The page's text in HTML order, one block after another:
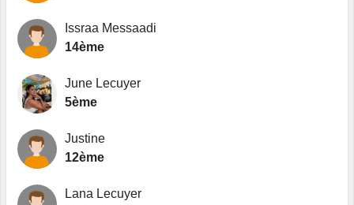
Issraa Messaadi
14ème
June Lecuyer
5ème
Justine
12ème
Lana Lecuyer